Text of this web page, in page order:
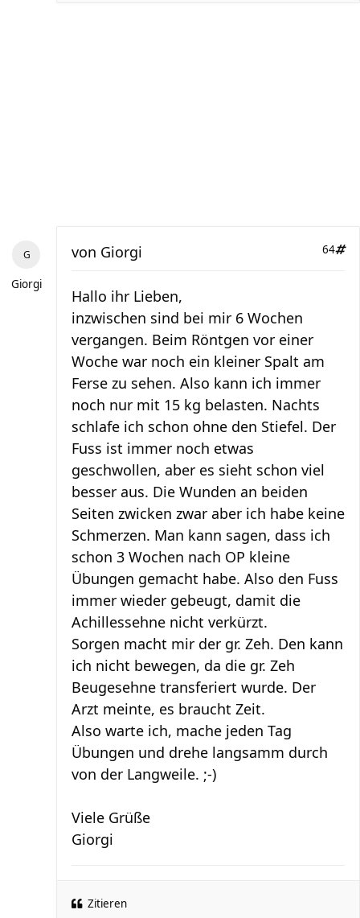
Giorgi
64
von Giorgi
Hallo ihr Lieben,
inzwischen sind bei mir 6 Wochen
vergangen. Beim Röntgen vor einer
Woche war noch ein kleiner Spalt am
Ferse zu sehen. Also kann ich immer
noch nur mit 15 kg belasten. Nachts
schlafe ich schon ohne den Stiefel. Der
Fuss ist immer noch etwas
geschwollen, aber es sieht schon viel
besser aus. Die Wunden an beiden
Seiten zwicken zwar aber ich habe keine
Schmerzen. Man kann sagen, dass ich
schon 3 Wochen nach OP kleine
Übungen gemacht habe. Also den Fuss
immer wieder gebeugt, damit die
Achillessehne nicht verkürzt.
Sorgen macht mir der gr. Zeh. Den kann
ich nicht bewegen, da die gr. Zeh
Beugesehne transferiert wurde. Der
Arzt meinte, es braucht Zeit.
Also warte ich, mache jeden Tag
Übungen und drehe langsamm durch
von der Langweile. ;-)
Viele Grüße
Giorgi
Zitieren